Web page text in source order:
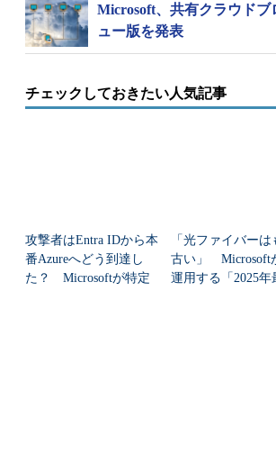
Microsoft、共有クラウドブ
ュー版を発表
チェックしておきたい人気記事
攻撃者はEntra IDから本
番Azureへどう到達し
た？ Microsoftが特定
「光ファイバーは
古い」 Microsoft
運用する「2025年